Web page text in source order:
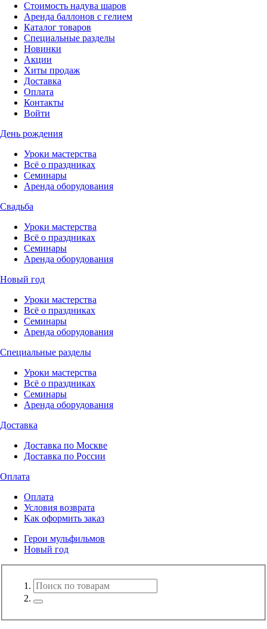
Стоимость надува шаров
Аренда баллонов с гелием
Каталог товаров
Специальные разделы
Новинки
Акции
Хиты продаж
Доставка
Оплата
Контакты
Войти
День рождения
Уроки мастерства
Всё о праздниках
Семинары
Аренда оборудования
Свадьба
Уроки мастерства
Всё о праздниках
Семинары
Аренда оборудования
Новый год
Уроки мастерства
Всё о праздниках
Семинары
Аренда оборудования
Специальные разделы
Уроки мастерства
Всё о праздниках
Семинары
Аренда оборудования
Доставка
Доставка по Москве
Доставка по России
Оплата
Оплата
Условия возврата
Как оформить заказ
Герои мульфильмов
Новый год